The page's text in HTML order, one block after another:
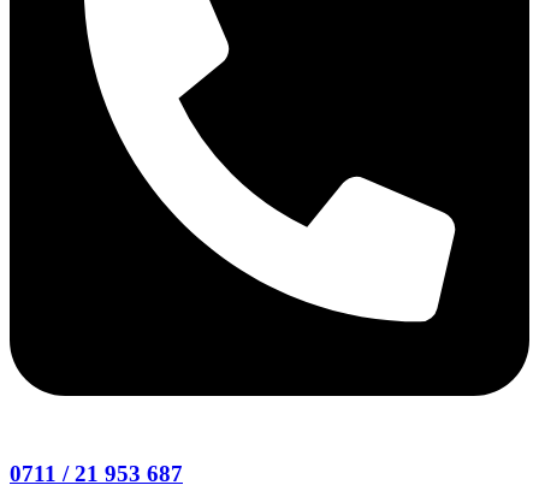
0711 / 21 953 687